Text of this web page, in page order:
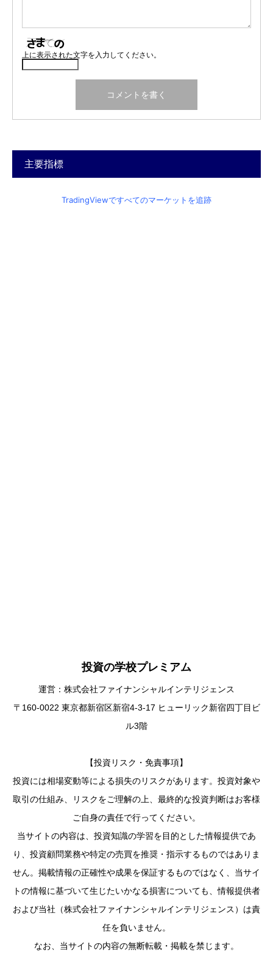
上に表示された文字を入力してください。
主要指標
TradingViewですべてのマーケットを追跡
投資の学校プレミアム
運営：株式会社ファイナンシャルインテリジェンス
〒160-0022 東京都新宿区新宿4-3-17 ヒューリック新宿四丁目ビ
ル3階
【投資リスク・免責事項】
投資には相場変動等による損失のリスクがあります。投資対象や
取引の仕組み、リスクをご理解の上、最終的な投資判断はお客様
ご自身の責任で行ってください。
当サイトの内容は、投資知識の学習を目的とした情報提供であ
り、投資顧問業務や特定の売買を推奨・指示するものではありま
せん。掲載情報の正確性や成果を保証するものではなく、当サイ
トの情報に基づいて生じたいかなる損害についても、情報提供者
および当社（株式会社ファイナンシャルインテリジェンス）は責
任を負いません。
なお、当サイトの内容の無断転載・掲載を禁じます。